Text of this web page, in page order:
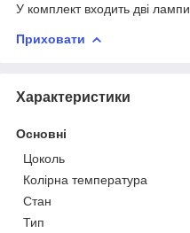
У комплект входить дві лампи.
Приховати
Характеристики
Основні
Цоколь
Колірна температура
Стан
Тип